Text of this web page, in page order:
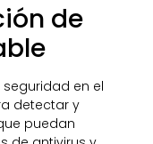
de
en el
detectar y
puedan